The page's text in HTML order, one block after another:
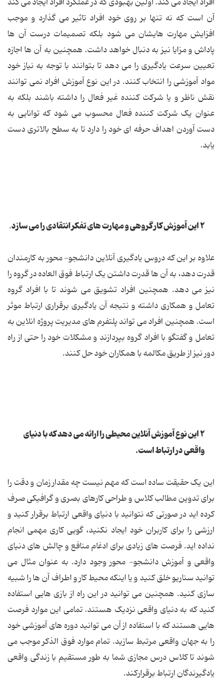
آن است که نه تنها بر روی خود افراد تاثیر می گذارد و موجب
افزایش مهارت هایشان می شود بلکه تصمیمات درست آن ها
پاداش و مزایا نیز به دنبال خواهد داشت. همچنین به آن ها اجازه
تعیین سرعت یادگیری را می دهد تا بتوانند با توجه به نیاز خود
مواد آموزشی را انتخاب کنند. در این نوع آموزش افراد نمی توانند
نقش ناظر و یا شرکت کننده غیر فعال را داشته باشند بلکه به
عنوان یک شرکت کننده فعال محسوب می شود که توانایی به
دست آوردن اهداف حرفه ای خود را دارد تا به سطح بالاتری دست
یابد.
٢ این آموزش کار گروهی و مهارت های تفکر انتقادی را می سازد .
علاوه بر این که دروس یادگیری آنلاین دانشجو- محور به کارمندان
قدرت دهد، به آن ها قدرت داشتن یک ارتباط فوق العاده در گروه را
نیز می دهد. همچنین افراد تشویق می شوند تا با افراد گروه
تعامل و همکاری داشته و نتیجه آن یادگیری برقراری ارتباط موثر
است. همچنین افراد می تواند پلتفرم های مدیریت پروژه انلاین به
تعامل و گفتگو با افراد گروه بپردازند و مشکلات خود را حتی از راه
دور نیز از طریق مکالمه با همکاران خود حل کنند.
٢ این نوع آموزش آنلاین محیطی را ارائه می دهد که با دنیای
واقعی در ارتباط است.
این یک حقیقت ساده است که مهم نیست چه مقدار زمان و دقت را
برای تدوین مطالب کلاس و طراحی کارهای بصری و گرافیکی صرف
کرده اید در صورتی که نتوانید با دنیای واقعی ارتباط برقرار کنید و
ارزشی را برای کاربران خود ایجاد نکنید، گویی کاری مهمی انجام
نداده اید. فرصت های زیادی برای ادغام منافع و چالش های دنیای
واقعی و آموزش دانشجو- محور وجود دارد. به عنوان مثال می
توانید سناریو خلق کنید و یا اینکه محیط کار و اطراف آن ها را شبیه
سازی کنید. همچنین می توانید در این راه از بازی هایی استفاده
کنید که به دنیای واقعی نزدیک هستند. تمامی این موارد فرصت
هایی هستند که با استفاده از آن می توانید دوره های آموزشی خود
را به جهان واقعی مرتبط سازید. تمام موارد فوق الذکر موجب می
شوند تا کلاس درس مجازی شما به طور مستقیم با زندگی واقعی
یادگیرندگان ارتباط برقرارکند.